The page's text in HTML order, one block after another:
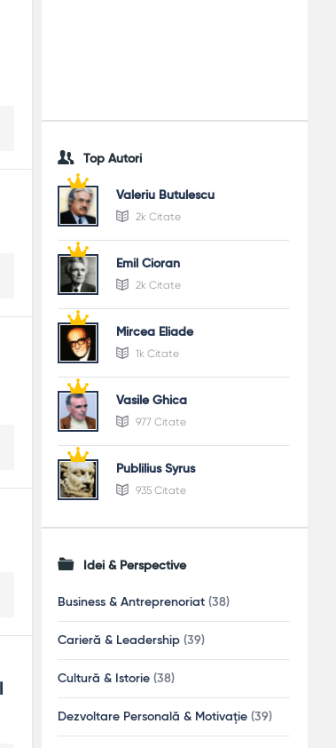
Top Autori
Valeriu Butulescu
2k Citate
Emil Cioran
2k Citate
Mircea Eliade
1k Citate
Vasile Ghica
977 Citate
Publilius Syrus
935 Citate
Idei & Perspective
Business & Antreprenoriat (38)
Carieră & Leadership (39)
Cultură & Istorie (38)
Dezvoltare Personală & Motivație (39)